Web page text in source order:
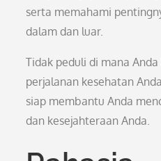
serta memahami
dalam dan luar.
Tidak peduli di mana
perjalanan kesehatan
siap membantu Anda
dan kesejahteraan Anda.